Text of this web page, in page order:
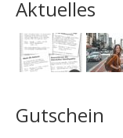
Aktuelles
Gutschein